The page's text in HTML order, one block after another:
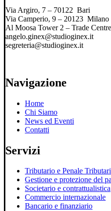
Via Argiro, 7 – 70122 Bari
Via Camperio, 9 – 20123 Milano
Al Moosa Tower 2 – Trade
angelo.ginex@studioginex.it
segreteria@studioginex.it
Navigazione
Home
Chi Siamo
News ed Eventi
Contatti
Servizi
Tributario e Penale
Gestione e protezione del
Societario e contrattualistica
Commercio internazionale
Bancario e finanziario